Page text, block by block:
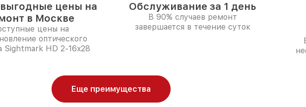
цены на
в Москве
цены на
оптического
Sightmark HD 2-16x28
Обслуживание за 1 день
В 90% случаев ремонт
завершается в течение суток
Еще преимущества